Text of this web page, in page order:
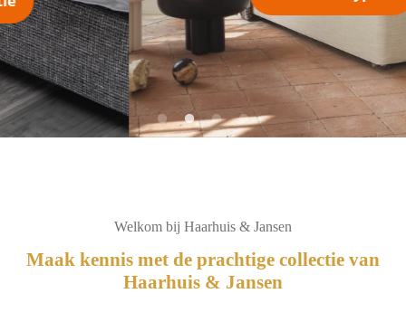
Welkom bij Haarhuis & Jansen
Maak kennis met de prachtige collectie van
Haarhuis & Jansen